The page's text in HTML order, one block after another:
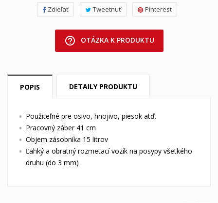
Zdieľať Tweetnuť Pinterest
help_outline OTÁZKA K PRODUKTU
POPIS DETAILY PRODUKTU
Použiteľné pre osivo, hnojivo, piesok atď.
Pracovný záber 41 cm
Objem zásobníka 15 litrov
Ľahký a obratný rozmetací vozík na posypy všetkého
druhu (do 3 mm)